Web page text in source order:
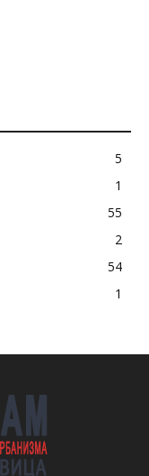
5
1
55
2
54
1